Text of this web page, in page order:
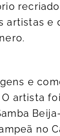
artistas e
e
artista
no